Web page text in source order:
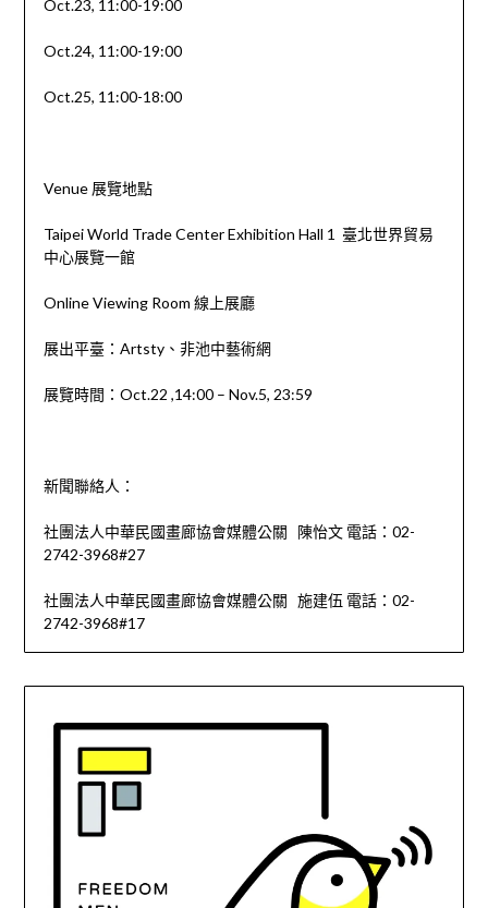
Oct.23, 11:00-19:00
Oct.24, 11:00-19:00
Oct.25, 11:00-18:00
Venue 展覽地點
Taipei World Trade Center Exhibition Hall 1 臺北世界貿易
中心展覽一館
Online Viewing Room 線上展廳
展出平臺：Artsty、非池中藝術網
展覽時間：Oct.22 ,14:00 – Nov.5, 23:59
新聞聯絡人：
社團法人中華民國畫廊協會媒體公關 陳怡文 電話：02-
2742-3968#27
社團法人中華民國畫廊協會媒體公關 施建伍 電話：02-
2742-3968#17